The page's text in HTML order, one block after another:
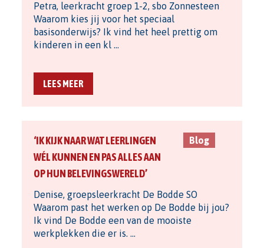
Petra, leerkracht groep 1-2, sbo Zonnesteen
Waarom kies jij voor het speciaal
basisonderwijs? Ik vind het heel prettig om
kinderen in een kl …
LEES MEER
‘IK KIJK NAAR WAT LEERLINGEN
WÉL KUNNEN EN PAS ALLES AAN
OP HUN BELEVINGSWERELD’
Blog
Denise, groepsleerkracht De Bodde SO
Waarom past het werken op De Bodde bij jou?
Ik vind De Bodde een van de mooiste
werkplekken die er is. …